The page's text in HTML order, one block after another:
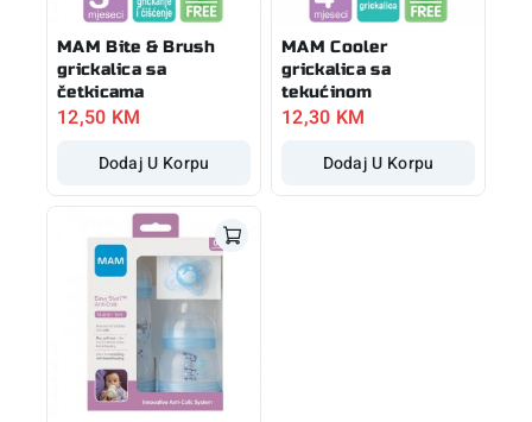
MAM Bite & Brush
grickalica sa
četkicama
12,50 KM
Dodaj U Korpu
MAM Cooler
grickalica sa
tekućinom
12,30 KM
Dodaj U Korpu